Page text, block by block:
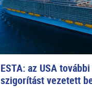
ESTA: az USA
szigorítást vezetett